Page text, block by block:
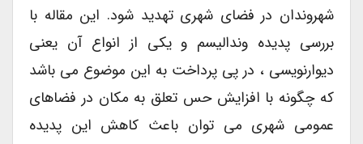
شهروندان در فضای شهری تهدید شود. این مقاله با
بررسی پدیده وندالیسم و یکی از انواع آن یعنی
دیوارنویسی ، در پی پرداخت به این موضوع می باشد
که چگونه با افزایش حس تعلق به مکان در فضاهای
عمومی شهری می توان باعث کاهش این پدیده